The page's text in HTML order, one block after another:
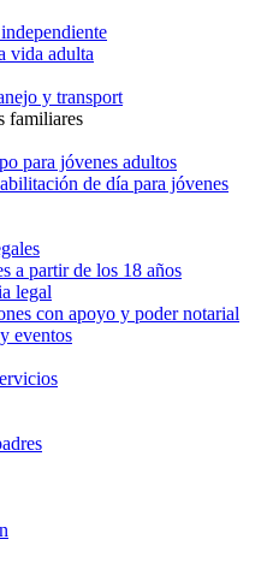
vida adulta
y transport
familiares
para jóvenes adultos
de día para jóvenes
a partir de los 18 años
legal
con apoyo y poder notarial
eventos